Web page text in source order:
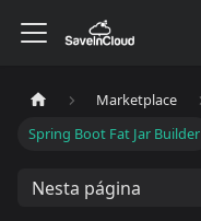
Marketplace
Spring Boot Fat Jar Builder
Nesta página